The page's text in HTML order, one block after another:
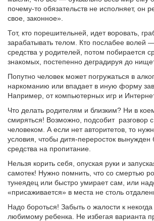
почему-то обязательств не исполняет, он
свое, законное».
Тот, кто порешительней, идет воровать,
зарабатывать телом. Кто послабее волей
средства у родителей, потом побирается
знакомых, постепенно деградируя до
Попутно человек может погружаться в
наркоманию или впадает в иную форму
Например, от компьютерных игр и
Что делать родителям и близким? Ни в
смиряться! Возможно, подсобит разговор
человеком. А если нет авторитетов, то
условия, чтобы дитя-переросток вынужден
средства на пропитание.
Нельзя корить себя, опуская руки и
самотек! Нужно помнить, что со смертью
тунеядец или быстро умирает сам, или
«присаживается» в места не столь
Надо бороться! Забыть о жалости к
любимому ребенка. Не избегая варианта